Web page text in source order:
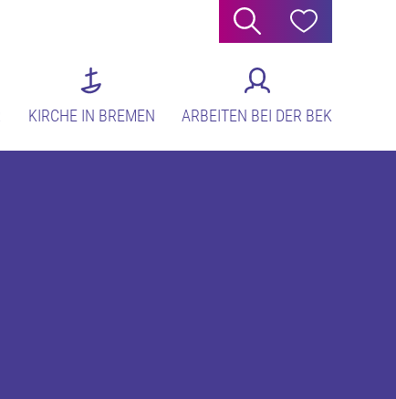
Suche Hilfe
KIRCHE IN BREMEN ARBEITEN BEI DER BEK